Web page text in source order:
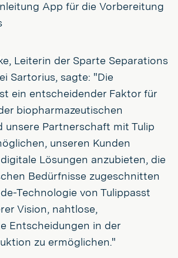
App für die Vorbereitung
Leiterin der Sparte Separations
Sartorius, sagte: "Die
ein entscheidender Faktor für
biopharmazeutischen
unsere Partnerschaft mit Tulip
unseren Kunden
Lösungen anzubieten, die
Bedürfnisse zugeschnitten
Technologie von Tulippasst
Vision, nahtlose,
Entscheidungen in der
zu ermöglichen."